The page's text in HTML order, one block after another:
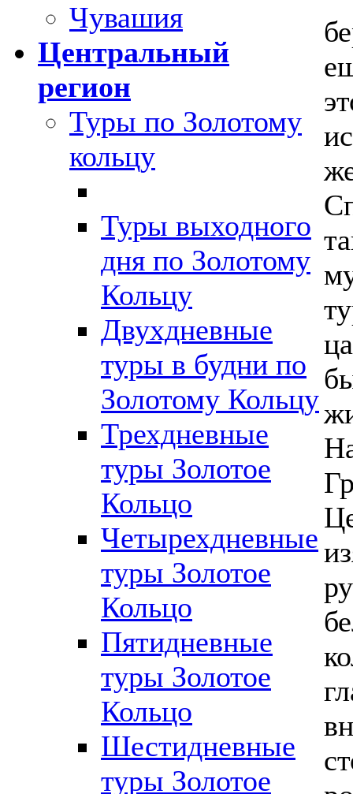
Чувашия
Центральный
регион
Туры по Золотому
кольцу
Туры выходного
дня по Золотому
Кольцу
Двухдневные
туры в будни по
Золотому Кольцу
Трехдневные
туры Золотое
Кольцо
Четырехдневные
туры Золотое
Кольцо
Пятидневные
туры Золотое
Кольцо
Шестидневные
туры Золотое